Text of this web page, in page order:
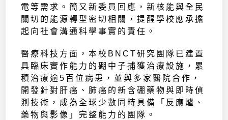
電等需求。簡又新委員回應，新核能與全民
關切的能源轉型密切相關，提醒學校應承擔
起向社會溝通科學事實的責任。
醫療科技方面，本校BNCT研究團隊已建置
具臨床實作能力的硼中子捕獲治療設施，累
積治療逾5百位病患，並與多家醫院合作，
開發針對肝癌、肺癌的新含硼藥物與即時偵
測技術，成為全球少數同時具備「反應爐、
藥物與影像」完整能力的團隊。